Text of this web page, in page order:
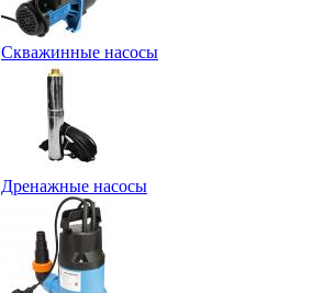
Скважинные насосы
Дренажные насосы